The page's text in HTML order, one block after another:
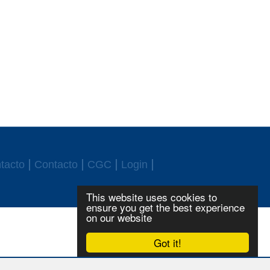
Got it!
This website uses cookies to
ensure you get the best experience
on our website
Contacto CGC Login